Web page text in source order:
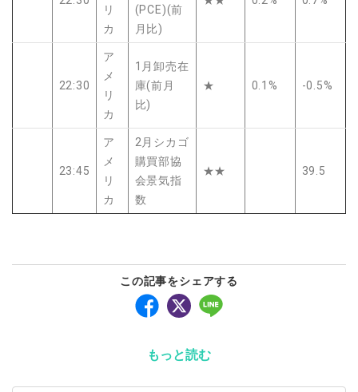
リ
カ
(PCE)(前
月比)
22:30
ア
メ
リ
カ
1月卸売在
庫(前月
比)
★ 0.1% -0.5%
23:45
ア
メ
リ
カ
2月シカゴ
購買部協
会景気指
数
★★ 39.5
この記事をシェアする
もっと読む